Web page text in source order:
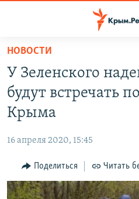
Вернуться
основному
содержанию
Вернутся
главной
навигации
Вернутся
поиску
СПЕЦПРОЕКТЫ
11 ЛЕТ ОККУПАЦИИ КРЫМА. 11
ВОДА
ЕЩЕ
ИНТЕРАКТИВ
ИНФОГРАФИКА
РАДІО СВОБОДА
КАК ОБОЙТИ БЛОКИРОВКУ
НОВОСТИ
У Зеленского
будут встречать
Крыма
16 апреля 2020, 15:45
Поделиться Читать